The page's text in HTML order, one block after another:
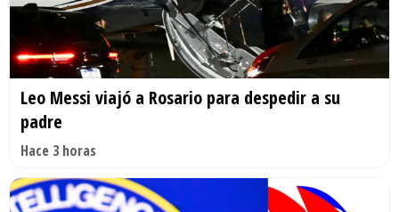
Leo Messi viajó a Rosario para despedir a su
padre
Hace 3 horas